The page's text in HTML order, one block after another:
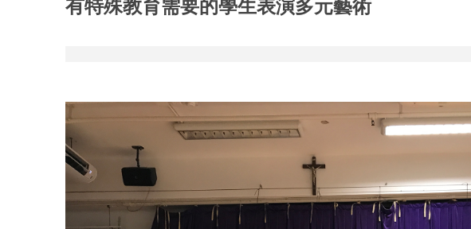
有特殊教育需要的學生表演多元藝術